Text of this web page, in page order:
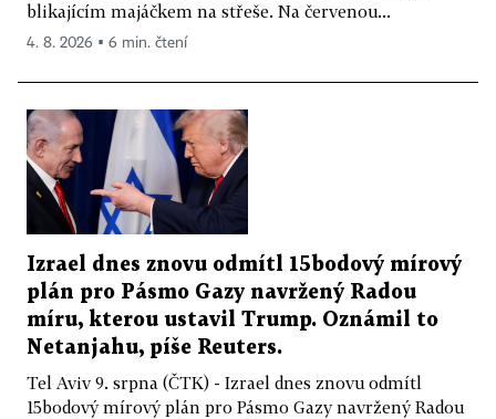
blikajícím majáčkem na střeše. Na červenou...
4. 8. 2026 ▪ 6 min. čtení
Izrael dnes znovu odmítl 15bodový mírový
plán pro Pásmo Gazy navržený Radou
míru, kterou ustavil Trump. Oznámil to
Netanjahu, píše Reuters.
Tel Aviv 9. srpna (ČTK) - Izrael dnes znovu odmítl
15bodový mírový plán pro Pásmo Gazy navržený Radou